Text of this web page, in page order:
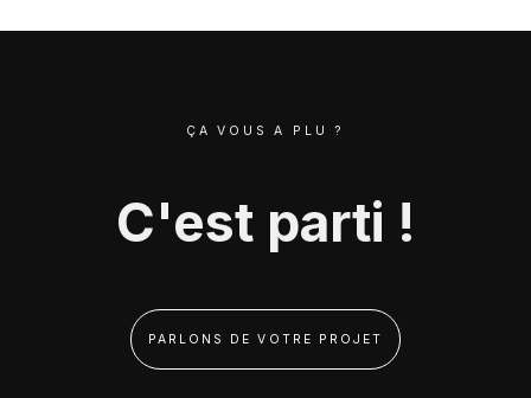
ÇA VOUS A PLU ?
C'est parti !
PARLONS DE VOTRE PROJET